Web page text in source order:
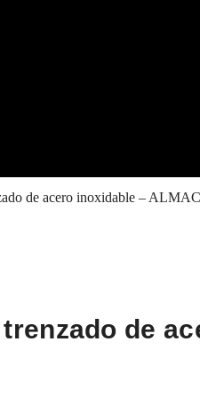
de acero inoxidable –
de